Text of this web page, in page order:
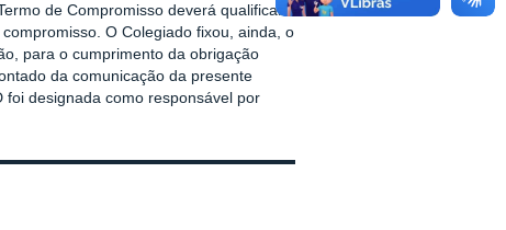
de Compromisso deverá qualificar
O Colegiado fixou, ainda, o
para o cumprimento da obrigação
da comunicação da presente
foi designada como responsável por